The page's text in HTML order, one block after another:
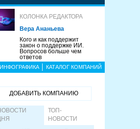
КОЛОНКА РЕДАКТОРА
Вера Ананьева
Кого и как поддержит
закон о поддержке ИИ.
Вопросов больше чем
ответов
ИНФОГРАФИКА КАТАЛОГ КОМПАНИЙ
ДОБАВИТЬ КОМПАНИЮ
ТОП-
НОВОСТИ